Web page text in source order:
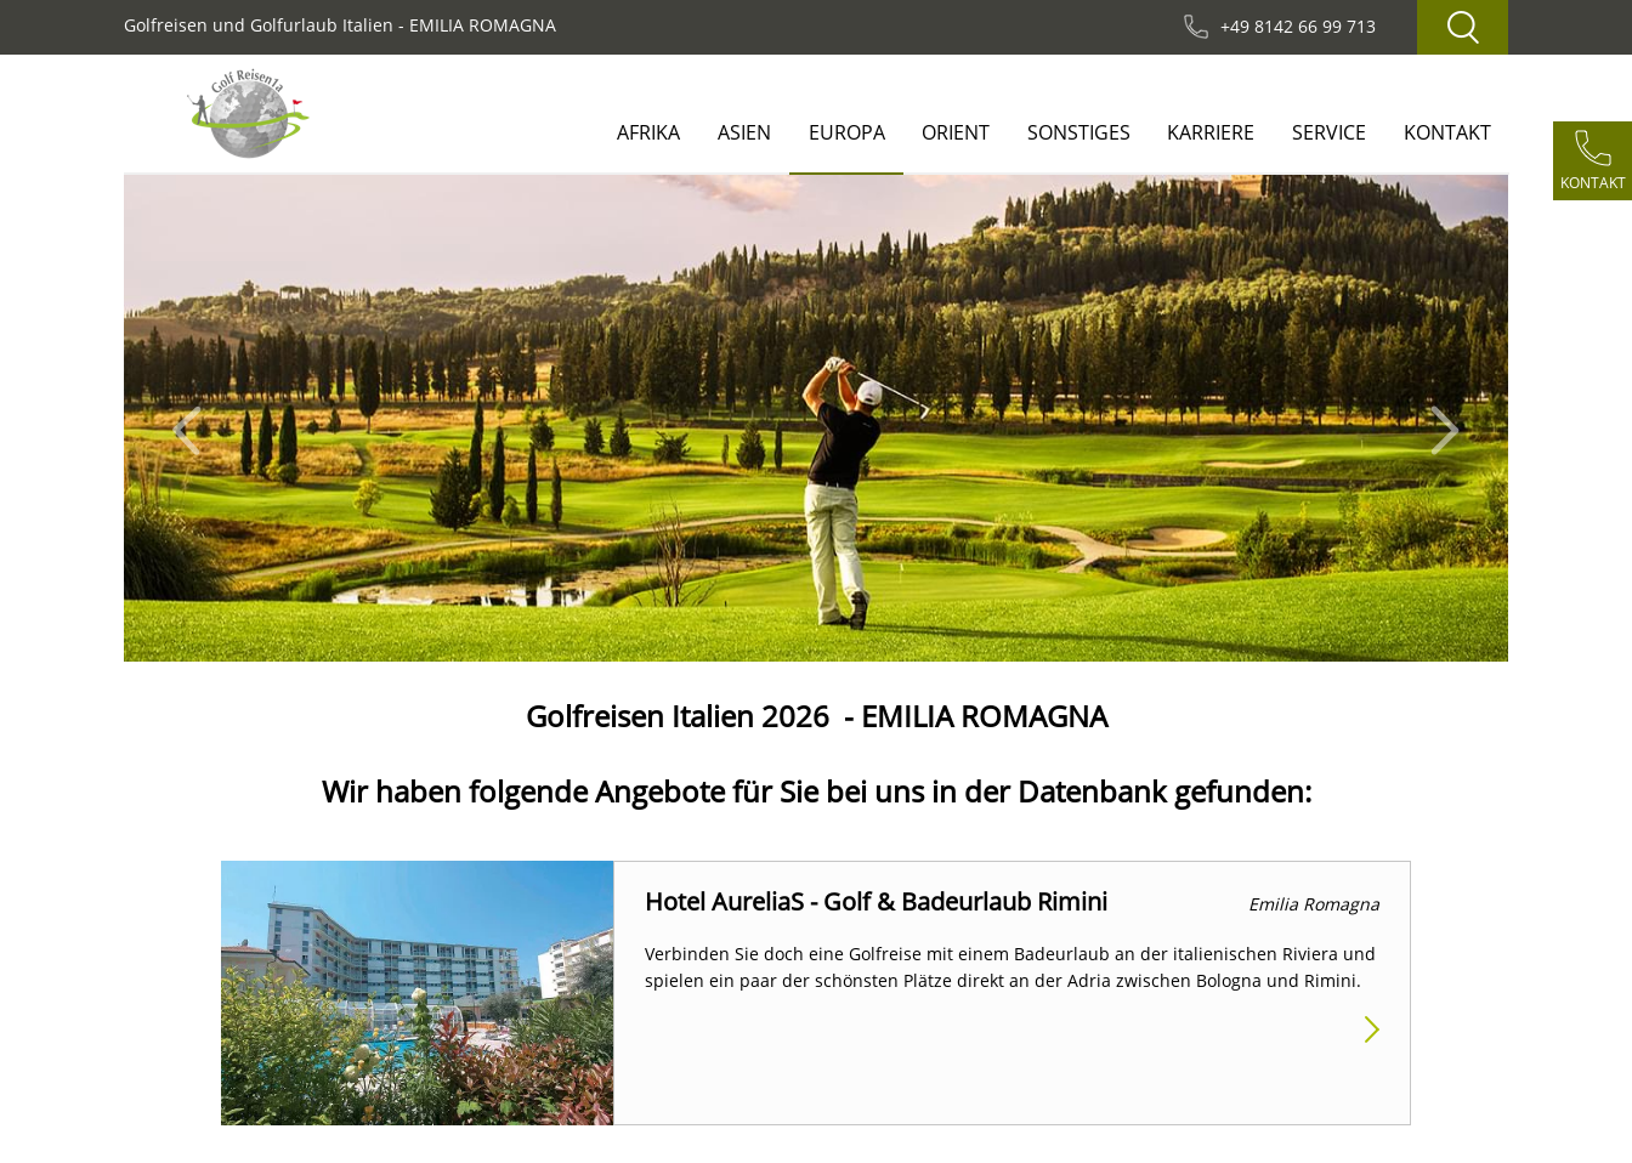
Golfreisen und Golfurlaub Italien - EMILIA ROMAGNA +49 8142 66 99 713
KONTAKT
AFRIKA ASIEN EUROPA ORIENT SONSTIGES KARRIERE SERVICE KONTAKT
Next
Golfreisen Italien 2026 - EMILIA ROMAGNA
Wir haben folgende Angebote für Sie bei uns in der Datenbank gefunden:
Emilia Romagna
Hotel AureliaS - Golf & Badeurlaub Rimini
Verbinden Sie doch eine Golfreise mit einem Badeurlaub an der italienischen Riviera und
spielen ein paar der schönsten Plätze direkt an der Adria zwischen Bologna und Rimini.